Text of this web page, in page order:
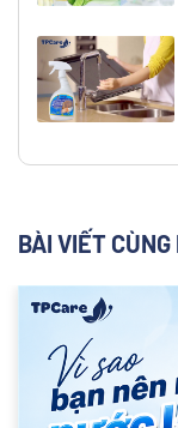
BÀI VIẾT CÙNG